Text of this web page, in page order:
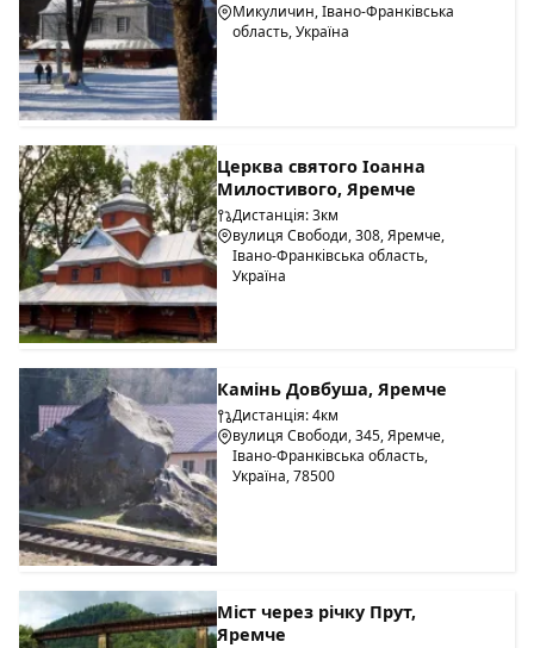
Микуличин, Івано-Франківська
область, Україна
Церква святого Іоанна
Милостивого, Яремче
Дистанція: 3км
вулиця Свободи, 308, Яремче,
Івано-Франківська область,
Україна
Камінь Довбуша, Яремче
Дистанція: 4км
вулиця Свободи, 345, Яремче,
Івано-Франківська область,
Україна, 78500
Міст через річку Прут,
Яремче